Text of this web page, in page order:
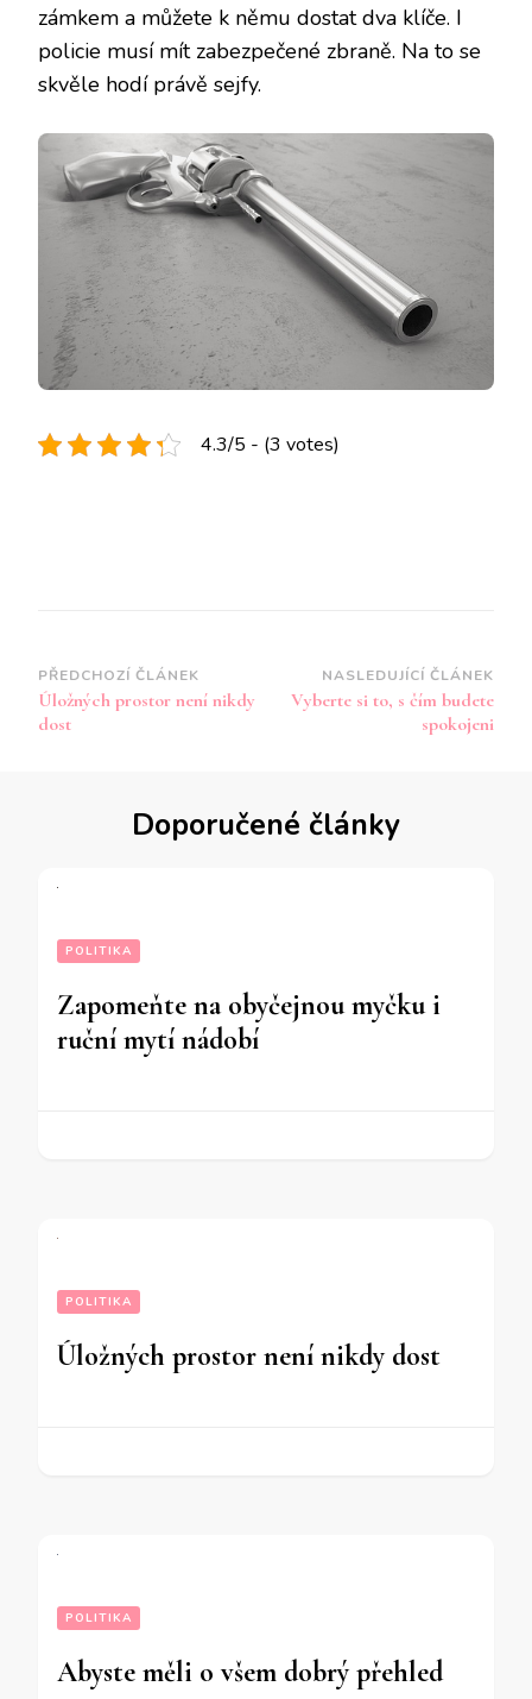
zámkem a můžete k němu dostat dva klíče. I
policie musí mít zabezpečené zbraně. Na to se
skvěle hodí právě sejfy.
4.3/5 - (3 votes)
Navigace
příspěvku
PŘEDCHOZÍ ČLÁNEK
Úložných prostor není nikdy
dost
NASLEDUJÍCÍ ČLÁNEK
Vyberte si to, s čím budete
spokojeni
Doporučené články
POLITIKA
Zapomeňte na obyčejnou myčku i
ruční mytí nádobí
POLITIKA
Úložných prostor není nikdy dost
POLITIKA
Abyste měli o všem dobrý přehled